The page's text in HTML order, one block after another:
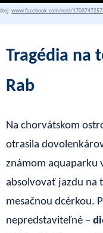
www.facebook.com/reel/
Tragédia na
Rab
Na chorvátskom
otrasila
známom aquaparku
absolvovať jazdu na
mesačnou dcérkou.
nepredstaviteľné –